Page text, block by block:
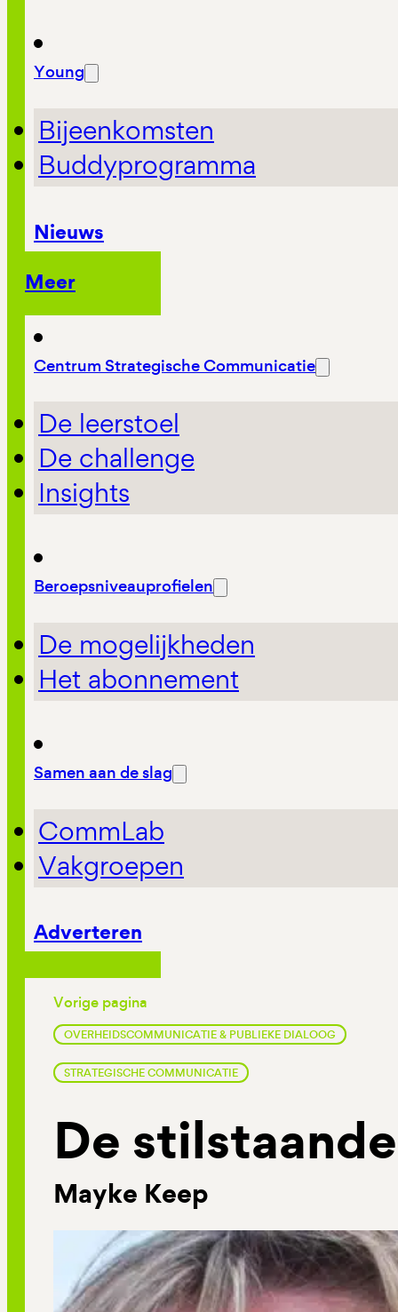
Young
Bijeenkomsten
Buddyprogramma
Nieuws
Meer
Centrum Strategische Communicatie
De leerstoel
De challenge
Insights
Beroepsniveauprofielen
De mogelijkheden
Het abonnement
Samen aan de slag
CommLab
Vakgroepen
Adverteren
Vorige pagina
OVERHEIDSCOMMUNICATIE & PUBLIEKE DIALOOG
STRATEGISCHE COMMUNICATIE
De
Mayke Keep